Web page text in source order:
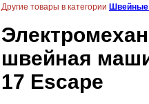
Другие товары в категории
швейная
17 Escape